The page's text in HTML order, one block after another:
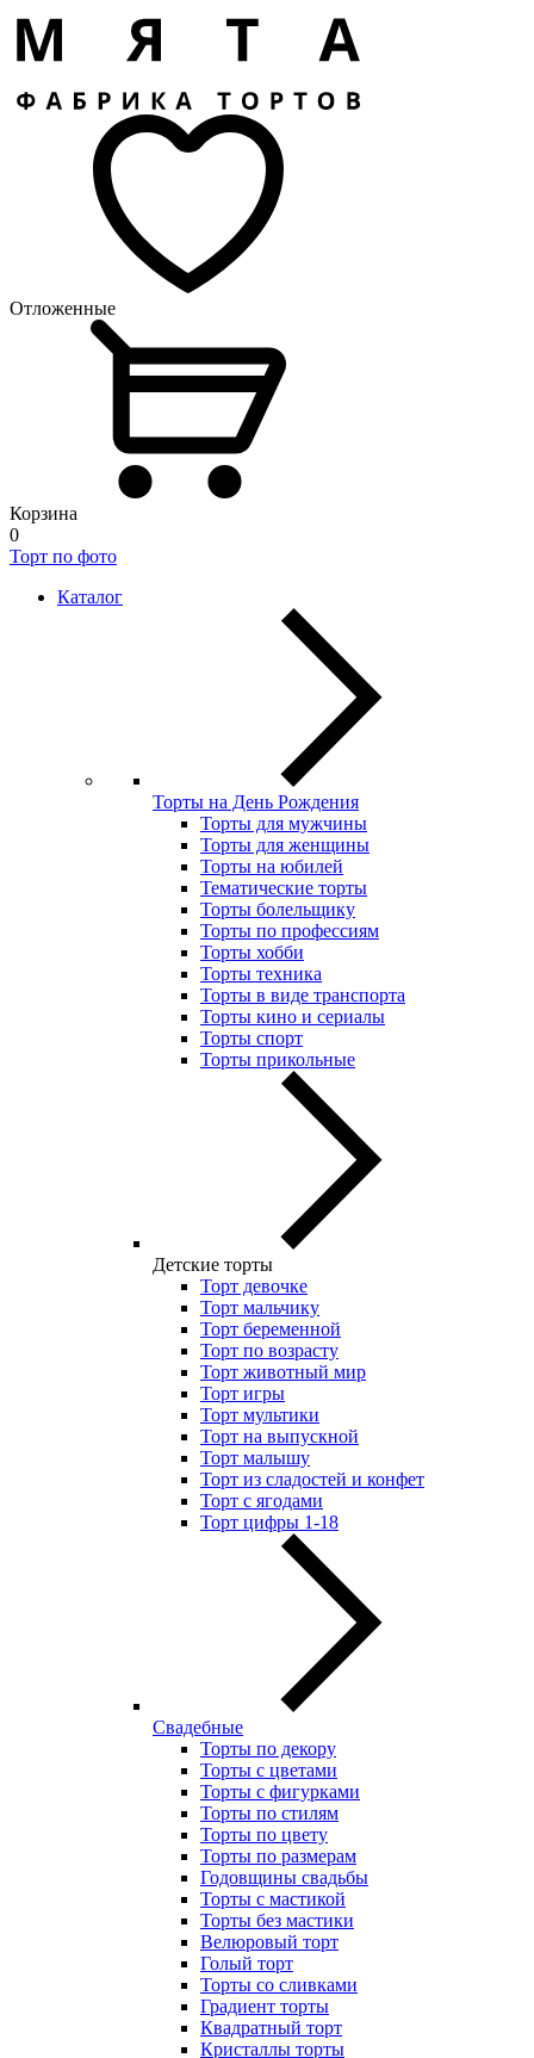
Отложенные
Корзина
0
Торт по фото
Каталог
Торты на День Рождения
Торты для мужчины
Торты для женщины
Торты на юбилей
Тематические торты
Торты болельщику
Торты по профессиям
Торты хобби
Торты техника
Торты в виде транспорта
Торты кино и сериалы
Торты спорт
Торты прикольные
Детские торты
Торт девочке
Торт мальчику
Торт беременной
Торт по возрасту
Торт животный мир
Торт игры
Торт мультики
Торт на выпускной
Торт малышу
Торт из сладостей и конфет
Торт с ягодами
Торт цифры 1-18
Свадебные
Торты по декору
Торты с цветами
Торты с фигурками
Торты по стилям
Торты по цвету
Торты по размерам
Годовщины свадьбы
Торты с мастикой
Торты без мастики
Велюровый торт
Голый торт
Торты со сливками
Градиент торты
Квадратный торт
Кристаллы торты